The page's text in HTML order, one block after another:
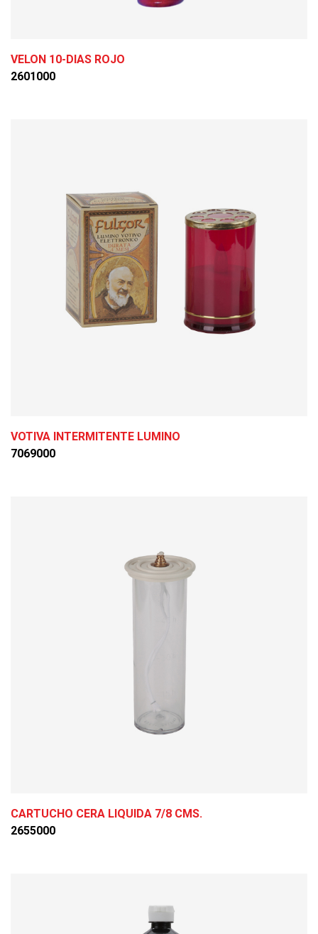
VELON 10-DIAS ROJO
2601000
VOTIVA INTERMITENTE LUMINO
7069000
CARTUCHO CERA LIQUIDA 7/8 CMS.
2655000